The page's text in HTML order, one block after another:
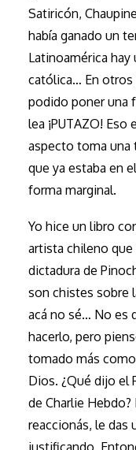
Satiricón,
había ganado un
Latinoamérica hay
católica… En otros
podido poner una
lea ¡PUTAZO!
aspecto toma una
que ya estaba en
forma marginal.
Yo hice un libro
artista chileno
dictadura de
son chistes sobre
acá no sé… No es
hacerlo, pero
tomado más
Dios. ¿Qué dijo el
de Charlie
reaccionás, le das
justificando.